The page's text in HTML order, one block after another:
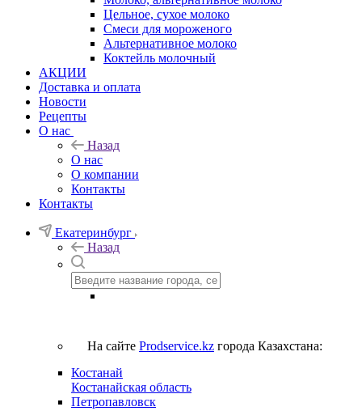
Цельное, сухое молоко
Смеси для мороженого
Альтернативное молоко
Коктейль молочный
АКЦИИ
Доставка и оплата
Новости
Рецепты
О нас
Назад
О нас
О компании
Контакты
Контакты
Екатеринбург
Назад
На сайте Prodservice.kz города Казахстана:
Костанай
Костанайская область
Петропавловск